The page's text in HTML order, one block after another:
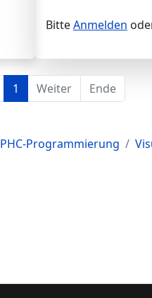
BitteAnmelden
1 Weiter Ende
PHC-Programmierung